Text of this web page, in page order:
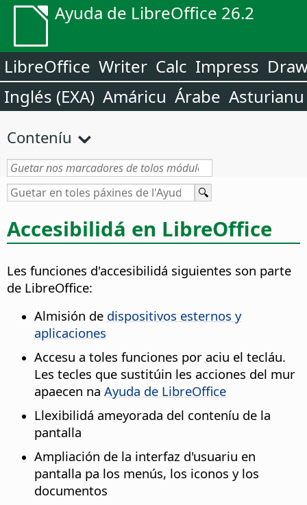
Ayuda de LibreOffice 26.2
LibreOffice Writer Calc Impress
Inglés (EXA) Amáricu Árabe Asturianu
Conteníu
Accesibilidá en LibreOffice
Les funciones d'accesibilidá siguientes son parte
de LibreOffice:
Almisión de dispositivos esternos y
aplicaciones
Accesu a toles funciones por aciu el tecláu.
Les tecles que sustitúin les acciones del mur
apaecen na Ayuda de LibreOffice
Llexibilidá ameyorada del conteníu de la
pantalla
Ampliación de la interfaz d'usuariu en
pantalla pa los menús, los iconos y los
documentos